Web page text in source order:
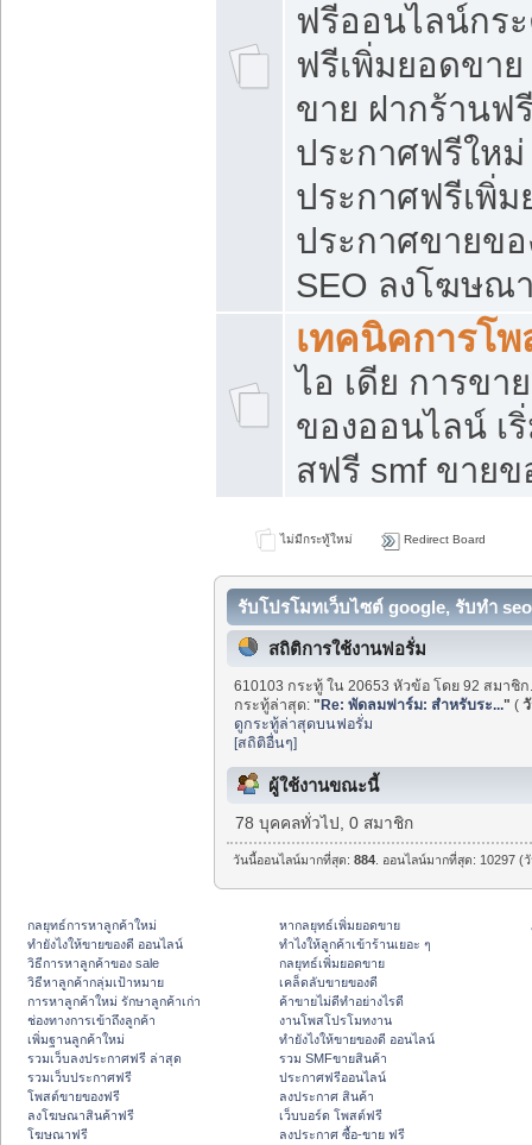
ฟรีออนไลน์กร
ฟรีเพิ่มยอดขา
ขาย ฝากร้านฟ
ประกาศฟรีใหม่
ประกาศฟรีเพิ่
ประกาศขายข
SEO ลงโฆษณ
เทคนิคการโ
ไอ เดีย การขา
ของออนไลน์ เ
สฟรี smf ขาย
ไม่มีกระทู้ใหม่ Redirect Board
รับโปรโมทเว็บไซต์ google, รับทำ
สถิติการใช้งานฟอรั่ม
610103 กระทู้ ใน 20653 หัวข้อ โดย 92 สมาชิ
กระทู้ล่าสุด:"Re: พัดลมฟาร์ม: สำหรับระ..." (
ดูกระทู้ล่าสุดบนฟอรั่ม
[สถิติอื่นๆ]
ผู้ใช้งานขณะนี้
78 บุคคลทั่วไป, 0 สมาชิก
วันนี้ออนไลน์มากที่สุด:884 . ออนไลน์มากที่สุด: 10297
กลยุทธ์การหาลูกค้าใหม่
ทํายังไงให้ขายของดี ออนไลน์
วิธีการหาลูกค้าของ sale
วิธีหาลูกค้ากลุ่มเป้าหมาย
การหาลูกค้าใหม่ รักษาลูกค้าเก่า
ช่องทางการเข้าถึงลูกค้า
เพิ่มฐานลูกค้าใหม่
รวมเว็บลงประกาศฟรี ล่าสุด
รวมเว็บประกาศฟรี
โพสต์ขายของฟรี
ลงโฆษณาสินค้าฟรี
โฆษณาฟรี
หากลยุทธ์เพิ่มยอดขาย
ทําไงให้ลูกค้าเข้าร้านเยอะ ๆ
กลยุทธ์เพิ่มยอดขาย
เคล็ดลับขายของดี
ค้าขายไม่ดีทำอย่างไรดี
งานโพสโปรโมทงาน
ทํายังไงให้ขายของดี ออนไลน์
รวม SMFขายสินค้า
ประกาศฟรีออนไลน์
ลงประกาศ สินค้า
เว็บบอร์ด โพสต์ฟรี
ลงประกาศ ซื้อ-ขาย ฟรี